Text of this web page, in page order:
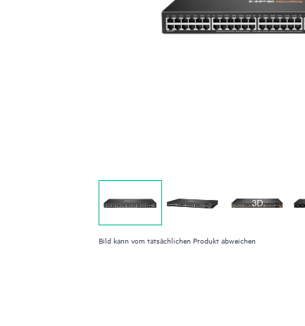
Bild kann vom tatsächlichen Produkt abweichen